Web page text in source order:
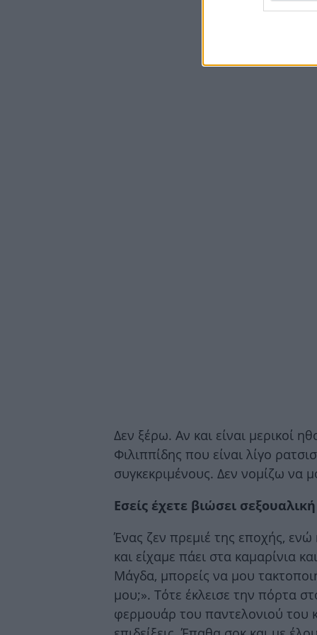
Δεν ξέρω. Αν και είναι μερικοί
Φιλιππίδης που είναι λίγο
συγκεκριμένους. Δεν νομίζω να
Εσείς έχετε βιώσει
Ένας ζεν πρεμιέ της εποχής,
και είχαμε πάει στα καμαρίνια
Μάγδα, μπορείς να μου
μου;». Τότε έκλεισε την πόρτα
φερμουάρ του παντελονιού του